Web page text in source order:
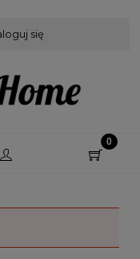
się